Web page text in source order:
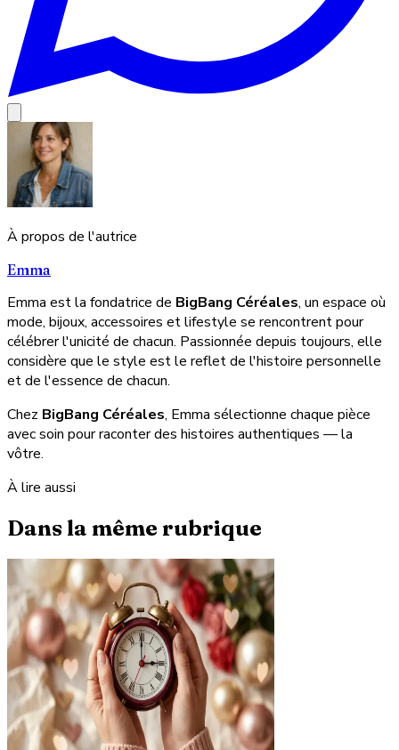
À propos de l'autrice
Emma
Emma est la fondatrice de BigBang Céréales, un espace où
mode, bijoux, accessoires et lifestyle se rencontrent pour
célébrer l'unicité de chacun. Passionnée depuis toujours, elle
considère que le style est le reflet de l'histoire personnelle
et de l'essence de chacun.
Chez BigBang Céréales, Emma sélectionne chaque pièce
avec soin pour raconter des histoires authentiques — la
vôtre.
À lire aussi
Dans la même rubrique